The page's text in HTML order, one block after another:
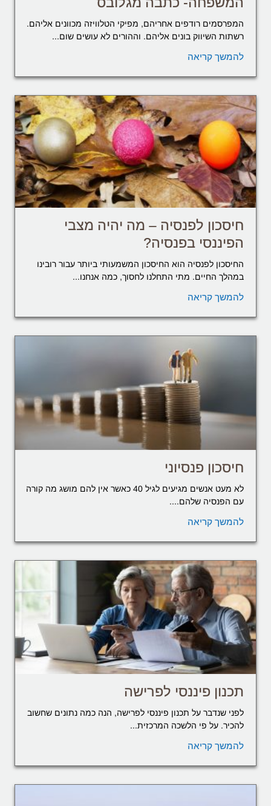
המפרסמים רודפים אחריהם, מפיקי הטלוויזה מכוונים אליהם.
רשתות השיווק בונים אליהם. וההורים לא עושים שום...
להמשך קריאה
חיסכון לפנסיה – מה יהיה מצבי
הפיננסי בפנסיה?
החיסכון לפנסיה הוא החיסכון המשמעותי ביותר עבור רובינו
במהלך החיים. מתי התחלנו לחסוך, כמה אנחנו...
להמשך קריאה
חיסכון פנסיוני
לא מעט אנשים מגיעים לגיל 40 כאשר אין להם מושג מה קורה
עם הפנסיה שלהם....
להמשך קריאה
תכנון פיננסי לפרישה
לפני שנדבר על תכנון פיננסי לפרישה, הנה כמה נתונים שחשוב
להכיר. על פי הלשכה המרכזית...
להמשך קריאה